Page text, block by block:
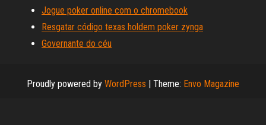
Jogue poker online com o chromebook
Resgatar código texas holdem poker zynga
Governante do céu
Proudly powered by WordPress | Theme: Envo Magazine